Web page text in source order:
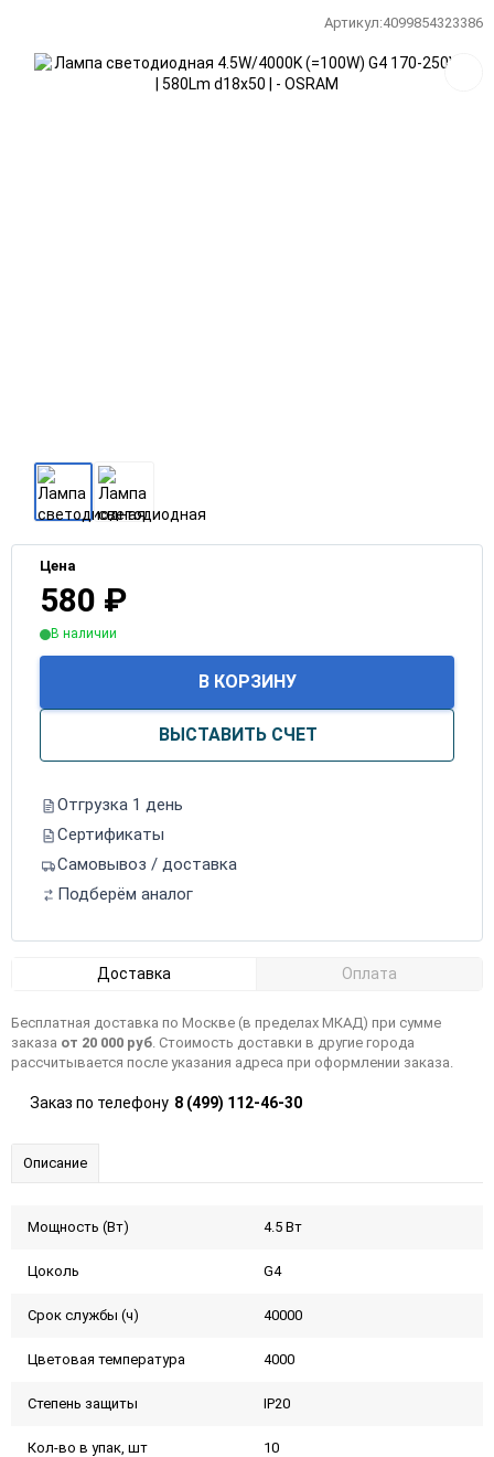
Артикул:4099854323386
Цена
580 ₽
В наличии
В КОРЗИНУ
ВЫСТАВИТЬ СЧЕТ
Отгрузка 1 день
Сертификаты
Самовывоз / доставка
Подберём аналог
Доставка Оплата
Бесплатная доставка по Москве (в пределах МКАД) при сумме
заказа от 20 000 руб. Стоимость доставки в другие города
рассчитывается после указания адреса при оформлении заказа.
Заказ по телефону 8 (499) 112-46-30
Описание
Мощность (Вт) 4.5 Вт
Цоколь G4
Срок службы (ч) 40000
Цветовая температура 4000
Степень защиты IP20
Кол-во в упак, шт 10